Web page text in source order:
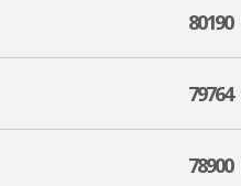
80190
79764
78900